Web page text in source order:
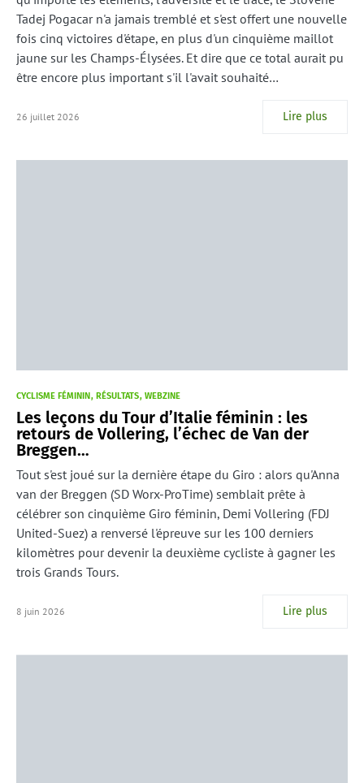
Tadej Pogacar n'a jamais tremblé et s'est offert une nouvelle
fois cinq victoires d'étape, en plus d'un cinquième maillot
jaune sur les Champs-Élysées. Et dire que ce total aurait pu
être encore plus important s'il l'avait souhaité…
26 juillet 2026 Lire plus
CYCLISME FÉMININ RÉSULTATS WEBZINE
Les leçons du Tour d’Italie féminin : les
retours de Vollering, l’échec de Van der
Breggen…
Tout s'est joué sur la dernière étape du Giro : alors qu'Anna
van der Breggen (SD Worx-ProTime) semblait prête à
célébrer son cinquième Giro féminin, Demi Vollering (FDJ
United-Suez) a renversé l'épreuve sur les 100 derniers
kilomètres pour devenir la deuxième cycliste à gagner les
trois Grands Tours.
8 juin 2026 Lire plus